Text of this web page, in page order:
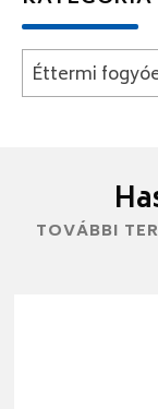
Éttermi
TOVÁBBI